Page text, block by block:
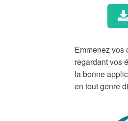
Emmenez vos
regardant vos
la bonne
en tout genre